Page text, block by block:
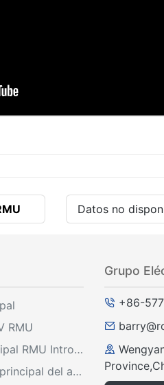
Datos no
RMU
15kV CCV Anillo principal Unidad principal RMU Introducción y operación
Estación de conmutación de la unidad principal del anillo al aire libre de 33kV
Grupo
+86-